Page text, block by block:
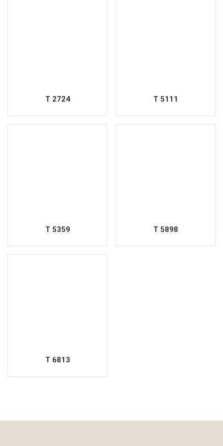
T 2724 T 5111
T 5359 T 5898
T 6813